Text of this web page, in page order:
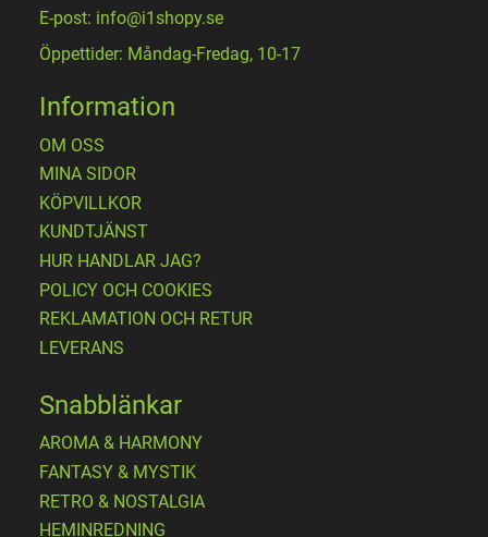
E-post: info@i1shopy.se
Öppettider: Måndag-Fredag, 10-17
Information
OM OSS
MINA SIDOR
KÖPVILLKOR
KUNDTJÄNST
HUR HANDLAR JAG?
POLICY OCH COOKIES
REKLAMATION OCH RETUR
LEVERANS
Snabblänkar
AROMA & HARMONY
FANTASY & MYSTIK
RETRO & NOSTALGIA
HEMINREDNING